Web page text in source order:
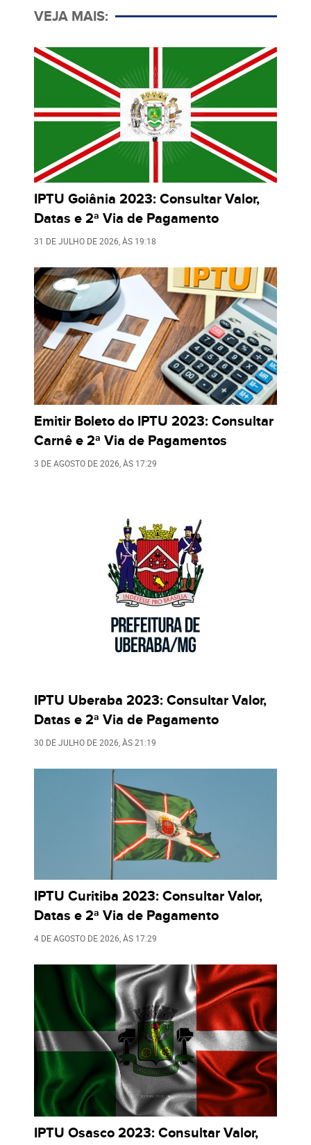
VEJA MAIS:
IPTU Goiânia 2023: Consultar Valor,
Datas e 2ª Via de Pagamento
31 DE JULHO DE 2026, ÀS 19:18
Emitir Boleto do IPTU 2023: Consultar
Carnê e 2ª Via de Pagamentos
3 DE AGOSTO DE 2026 , ÀS 17:29
IPTU Uberaba 2023: Consultar Valor,
Datas e 2ª Via de Pagamento
30 DE JULHO DE 2026 , ÀS21:19
IPTU Curitiba 2023: Consultar Valor,
Datas e 2ª Via de Pagamento
4 DE AGOSTO DE 2026, ÀS 17:29
IPTU Osasco 2023: Consultar Valor,